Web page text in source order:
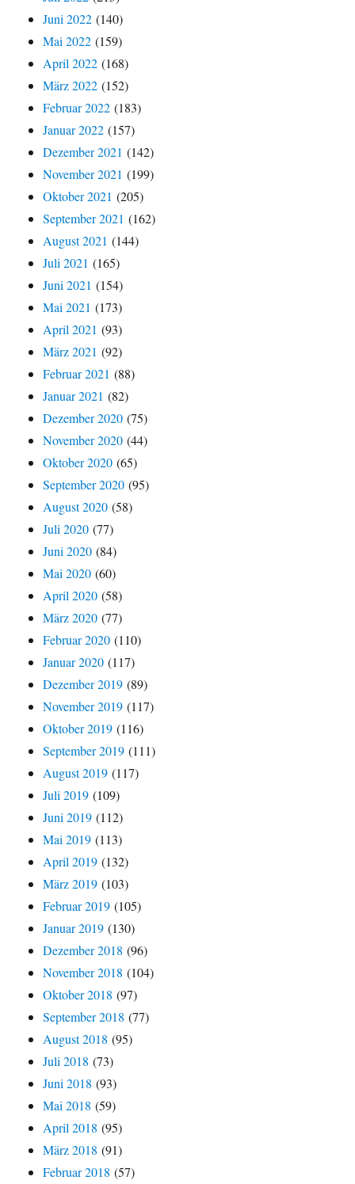
Juni 2022 (140)
Mai 2022 (159)
April 2022 (168)
März 2022 (152)
Februar 2022 (183)
Januar 2022 (157)
Dezember 2021 (142)
November 2021 (199)
Oktober 2021 (205)
September 2021 (162)
August 2021 (144)
Juli 2021 (165)
Juni 2021 (154)
Mai 2021 (173)
April 2021 (93)
März 2021 (92)
Februar 2021 (88)
Januar 2021 (82)
Dezember 2020 (75)
November 2020 (44)
Oktober 2020 (65)
September 2020 (95)
August 2020 (58)
Juli 2020 (77)
Juni 2020 (84)
Mai 2020 (60)
April 2020 (58)
März 2020 (77)
Februar 2020 (110)
Januar 2020 (117)
Dezember 2019 (89)
November 2019 (117)
Oktober 2019 (116)
September 2019 (111)
August 2019 (117)
Juli 2019 (109)
Juni 2019 (112)
Mai 2019 (113)
April 2019 (132)
März 2019 (103)
Februar 2019 (105)
Januar 2019 (130)
Dezember 2018 (96)
November 2018 (104)
Oktober 2018 (97)
September 2018 (77)
August 2018 (95)
Juli 2018 (73)
Juni 2018 (93)
Mai 2018 (59)
April 2018 (95)
März 2018 (91)
Februar 2018 (57)